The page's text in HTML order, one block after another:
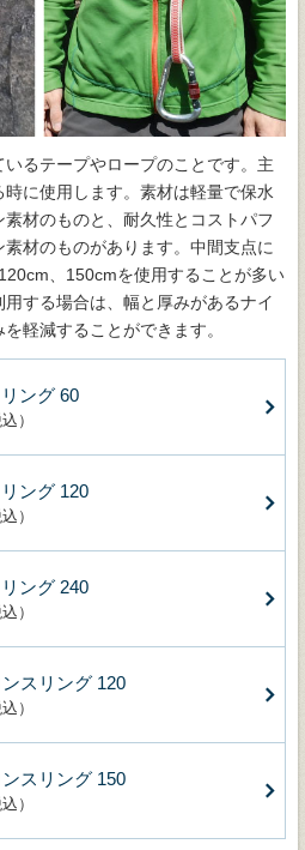
るテープやロープのことです。主
に使用します。素材は軽量で保水
材のものと、耐久性とコストパフ
材のものがあります。中間支点に
、150cmを使用することが多い
する場合は、幅と厚みがあるナイ
軽減することができます。
ング 60
）
ング 120
）
ング 240
）
スリング 120
）
スリング 150
）